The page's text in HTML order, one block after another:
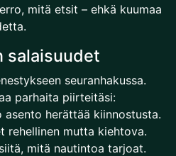
mitä etsit – ehkä kuumaa
salaisuudet
seuranhakussa.
parhaita piirteitäsi:
herättää kiinnostusta.
rehellinen mutta kiehtova.
mitä nautintoa tarjoat.